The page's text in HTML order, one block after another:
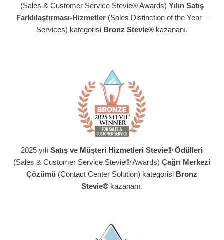
(Sales & Customer Service Stevie® Awards) Yılın Satış
Farklılaştırması-Hizmetler(Sales Distinction of the Year –
Services) kategorisiBronz Stevie®kazananı.
2025 yılı Satış ve Müşteri Hizmetleri Stevie® Ödülleri
(Sales & Customer Service Stevie® Awards) Çağrı Merkezi
Çözümü (Contact Center Solution) kategorisi Bronz
Stevie® kazananı.